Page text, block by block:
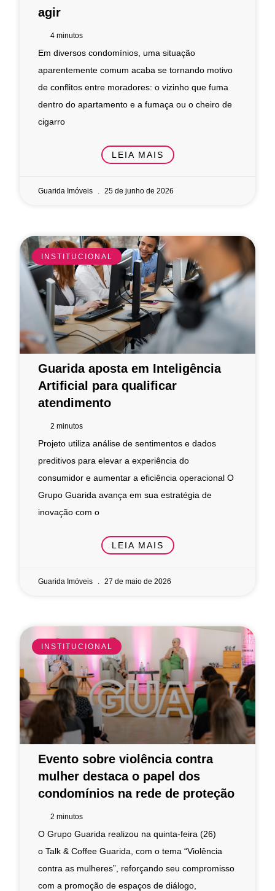
agir
4 minutos
Em diversos condomínios, uma situação
aparentemente comum acaba se tornando motivo
de conflitos entre moradores: o vizinho que fuma
dentro do apartamento e a fumaça ou o cheiro de
cigarro
LEIA MAIS
Guarida Imóveis 25 de junho de 2026
INSTITUCIONAL
Guarida aposta em Inteligência
Artificial para qualificar
atendimento
2 minutos
Projeto utiliza análise de sentimentos e dados
preditivos para elevar a experiência do
consumidor e aumentar a eficiência operacional O
Grupo Guarida avança em sua estratégia de
inovação com o
LEIA MAIS
Guarida Imóveis 27 de maio de 2026
INSTITUCIONAL
Evento sobre violência contra
mulher destaca o papel dos
condomínios na rede de proteção
2 minutos
O Grupo Guarida realizou na quinta-feira (26)
o Talk & Coffee Guarida, com o tema “Violência
contra as mulheres”, reforçando seu compromisso
com a promoção de espaços de diálogo,